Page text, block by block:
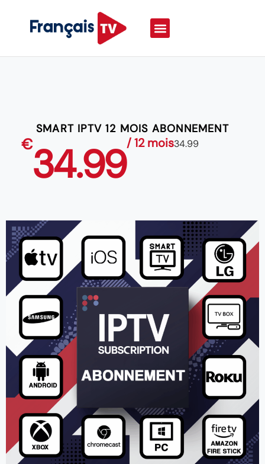
SMART IPTV 12 MOIS ABONNEMENT
€34.99/ 12 mois34.99